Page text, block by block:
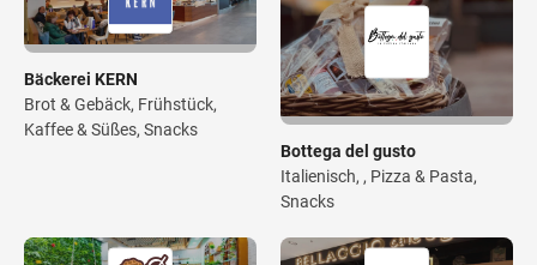
Bäckerei KERN
Brot & Gebäck, Frühstück,
Kaffee & Süßes, Snacks
Bottega del gusto
Italienisch, , Pizza & Pasta,
Snacks